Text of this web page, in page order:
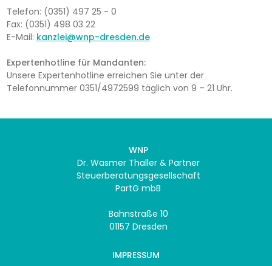
Telefon: (0351) 497 25 - 0
Fax: (0351) 498 03 22
E-Mail: kanzlei@wnp-dresden.de
Expertenhotline für Mandanten:
Unsere Expertenhotline erreichen Sie unter der
Telefonnummer 0351/4972599 täglich von 9 – 21 Uhr.
WNP
Dr. Wasmer Thaller & Partner
Steuerberatungsgesellschaft
PartG mbB
Bahnstraße 10
01157 Dresden
IMPRESSUM